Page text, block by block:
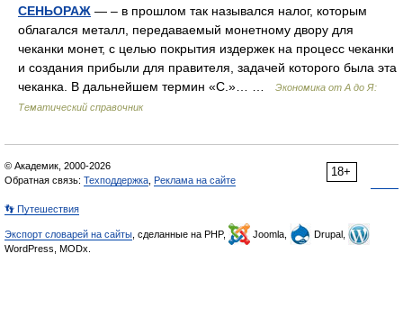
СЕНЬОРАЖ — – в прошлом так назывался налог, которым
облагался металл, передаваемый монетному двору для
чеканки монет, с целью покрытия издержек на процесс чеканки
и создания прибыли для правителя, задачей которого была эта
чеканка. В дальнейшем термин «С.»… …
Экономика от А до Я:
Тематический справочник
18+
© Академик, 2000-2026
Обратная связь: Техподдержка Реклама на сайте
👣 Путешествия
Экспорт словарей на сайты , сделанные на PHP, Joomla,
Drupal,
WordPress, MODx.